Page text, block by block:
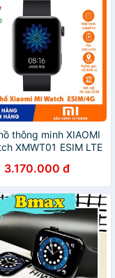
thông minh XIAOMI
XMWT01 ESIM LTE
nam nữ chống
sim giá rẻ
3.170.000 đ